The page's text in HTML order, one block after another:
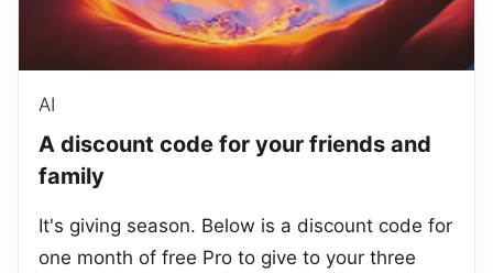
AI
A discount code for your friends and
family
It's giving season. Below is a discount code for
one month of free Pro to give to your three